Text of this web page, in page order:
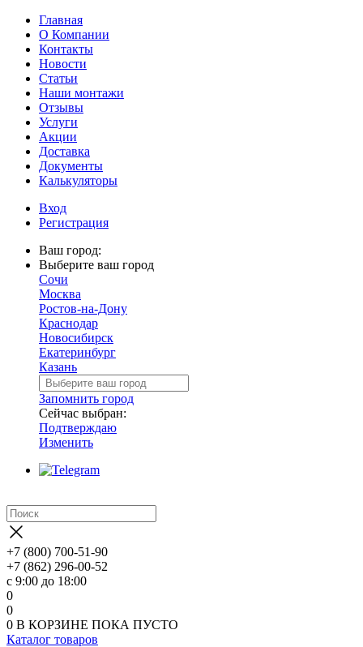
Главная
О Компании
Контакты
Новости
Статьи
Наши монтажи
Отзывы
Услуги
Акции
Доставка
Документы
Калькуляторы
Вход
Регистрация
Ваш город:
Выберите ваш город
Сочи
Москва
Ростов-на-Дону
Краснодар
Новосибирск
Екатеринбург
Казань
Запомнить город
Сейчас выбран:
Подтверждаю
Изменить
+7 (800) 700-51-90
+7 (862) 296-00-52
с 9:00 до 18:00
0
0
0 В КОРЗИНЕ ПОКА ПУСТО
Каталог товаров